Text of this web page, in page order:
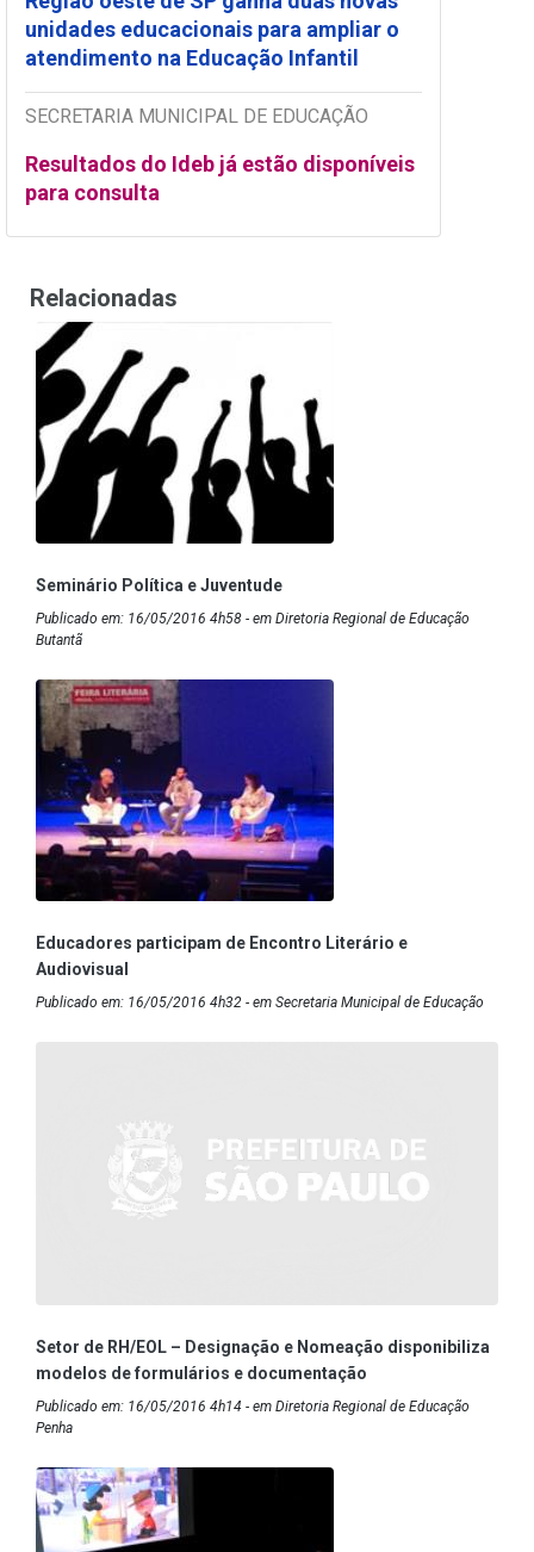
unidades educacionais para ampliar o
atendimento na Educação Infantil
SECRETARIA MUNICIPAL DE EDUCAÇÃO
Resultados do Ideb já estão disponíveis
para consulta
Relacionadas
Seminário Política e Juventude
Publicado em: 16/05/2016 4h58 - em Diretoria Regional de Educação
Butantã
Educadores participam de Encontro Literário e
Audiovisual
Publicado em: 16/05/2016 4h32 - em Secretaria Municipal de Educação
Setor de RH/EOL – Designação e Nomeação disponibiliza
modelos de formulários e documentação
Publicado em: 16/05/2016 4h14 - em Diretoria Regional de Educação
Penha